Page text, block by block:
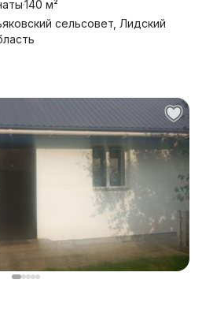
140 м²
сельсовет, Лидский